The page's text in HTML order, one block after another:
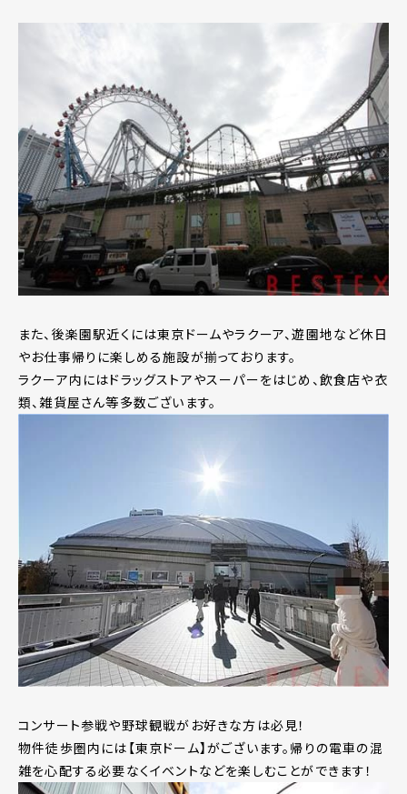
また、後楽園駅近くには東京ドームやラクーア、遊園地など休日
やお仕事帰りに楽しめる施設が揃っております。
ラクーア内にはドラッグストアやスーパーをはじめ、飲食店や衣
類、雑貨屋さん等多数ございます。
コンサート参戦や野球観戦がお好きな方は必見！
物件徒歩圏内には【東京ドーム】がございます。帰りの電車の混
雑を心配する必要なくイベントなどを楽しむことができます！